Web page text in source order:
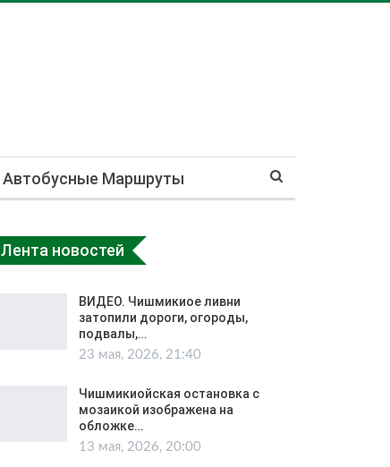
Автобусные Маршруты
Лента новостей
ВИДЕО. Чишмикиое ливни
затопили дороги, огороды,
подвалы,…
23 мая, 2026, 21:40
Чишмикиойская остановка с
мозаикой изображена на
обложке…
13 мая, 2026, 20:00